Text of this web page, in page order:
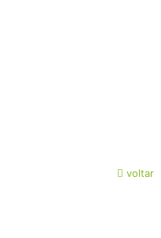
voltar